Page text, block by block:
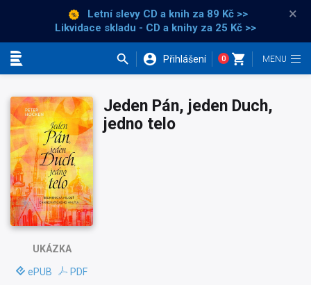
Letní slevy CD a knih za 89 Kč >>
Likvidace skladu - CD a knihy za 25 Kč >>
×
Přihlášení 0
UKÁZKA
ePUB PDF
Jeden Pán, jeden Duch,
jedno telo